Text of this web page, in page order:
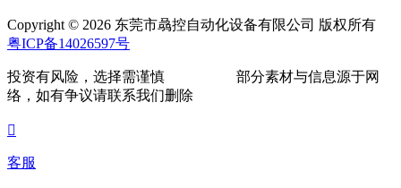
Copyright © 2026 东莞市骉控自动化设备有限公司 版权所有
粤ICP备14026597号
投资有风险，选择需谨慎 部分素材与信息源于网
络，如有争议请联系我们删除

客服